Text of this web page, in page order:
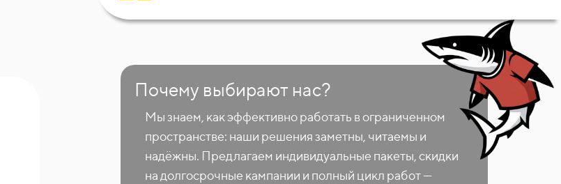
Почему выбирают нас?
Мы знаем, как эффективно работать в ограниченном
пространстве: наши решения заметны, читаемы и
надёжны. Предлагаем индивидуальные пакеты, скидки
на долгосрочные кампании и полный цикл работ —